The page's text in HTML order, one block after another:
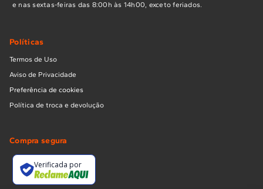
e nas sextas-feiras das 8:00h às 14h00, exceto feriados.
Políticas
Termos de Uso
Aviso de Privacidade
Preferência de cookies
Política de troca e devolução
Compra segura
Verificada por